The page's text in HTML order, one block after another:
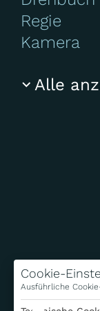
Cookie-
Ausführliche
Regie
Kamera
Alle